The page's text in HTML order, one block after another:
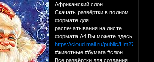
Африканский слон
Скачать развёртки в полном
формате для
распечатывания на листе
формата А4 Вы можете здесь
https://cloud.mail.ru/public/Hm27/
#животные #бумага #слон
Все развёртки для создания